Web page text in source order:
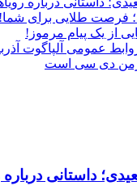
فرصت طلایی برای شما!
از یک پیام مرموز!
عمومی آلپاگوت
دی سی است
داستانی